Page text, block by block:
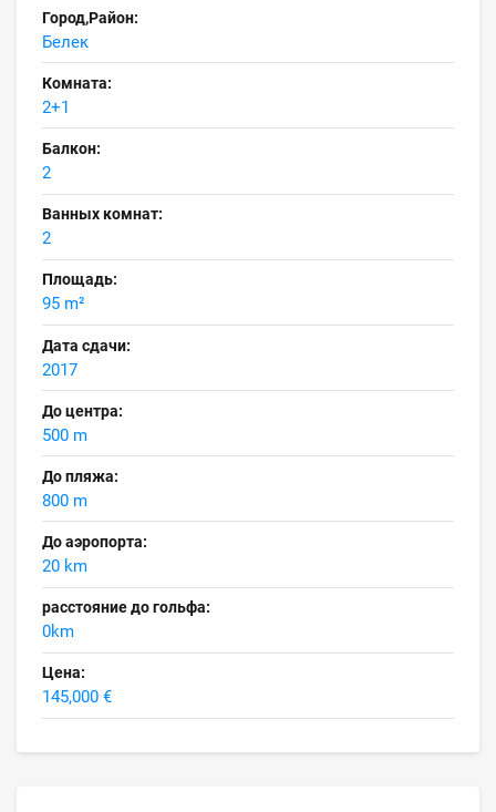
Город,Район:
Белек
Комната:
2+1
Балкон:
2
Ванных комнат:
2
Площадь:
95 m²
Дата сдачи:
2017
До центра:
500 m
До пляжа:
800 m
До аэропорта:
20 km
расстояние до гольфа:
0km
Цена:
145,000 €